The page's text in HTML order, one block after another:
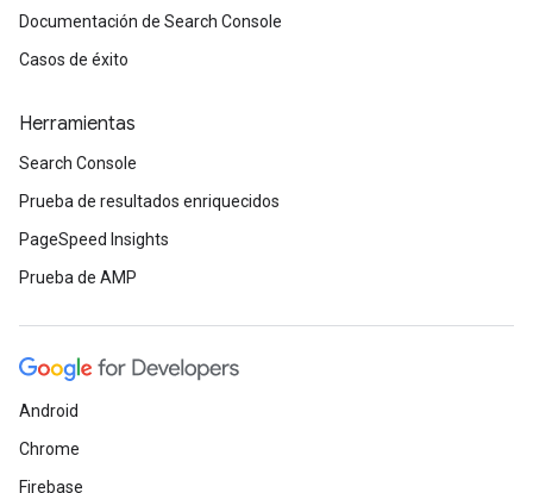
Documentación de Search Console
Casos de éxito
Herramientas
Search Console
Prueba de resultados enriquecidos
PageSpeed Insights
Prueba de AMP
Android
Chrome
Firebase